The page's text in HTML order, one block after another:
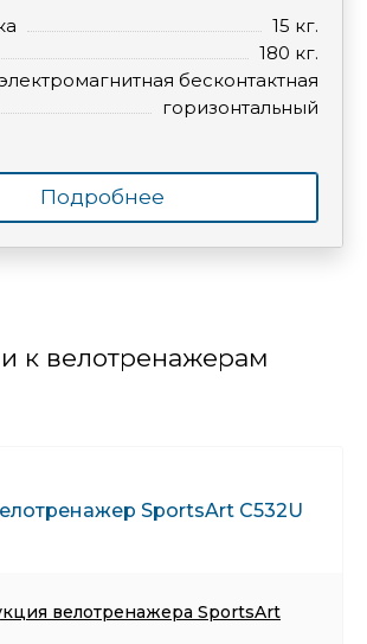
15 кг.
180 кг.
бесконтактная
горизонтальный
Подробнее
к велотренажерам
SportsArt C532U
велотренажера SportsArt